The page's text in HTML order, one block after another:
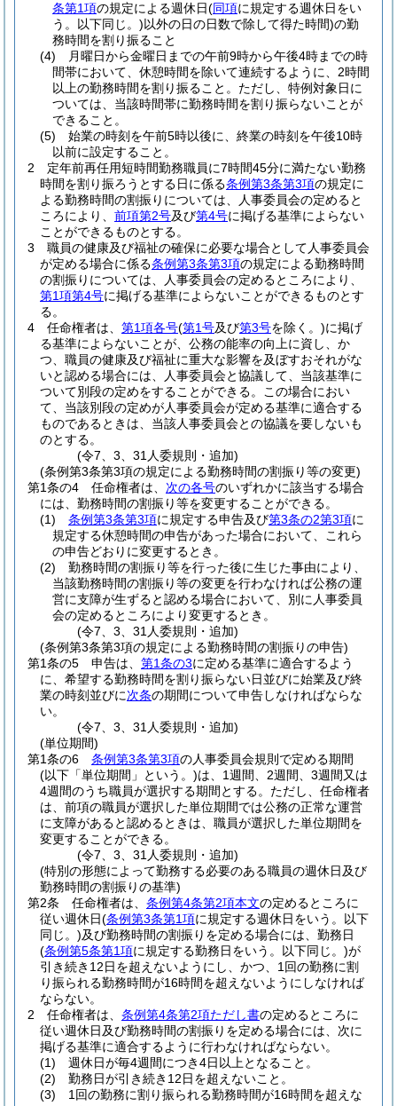
条第1項の規定による週休日(同項に規定する週休日をい
う。以下同じ。)以外の日の日数で除して得た時間)の勤
務時間を割り振ること
(4)
月曜日から金曜日までの午前9時から午後4時までの時
間帯において、休憩時間を除いて連続するように、2時間
以上の勤務時間を割り振ること。 ただし、特例対象日に
ついては、当該時間帯に勤務時間を割り振らないことが
できること。
(5)
始業の時刻を午前5時以後に、終業の時刻を午後10時
以前に設定すること。
2
定年前再任用短時間勤務職員に7時間45分に満たない勤務
時間を割り振ろうとする日に係る条例第3条第3項の規定に
よる勤務時間の割振りについては、人事委員会の定めると
ころにより、 前項第2号及び第4号に掲げる基準によらない
ことができるものとする。
3
職員の健康及び福祉の確保に必要な場合として人事委員会
が定める場合に係る条例第3条第3項の規定による勤務時間
の割振りについては、人事委員会の定めるところにより、
第1項第4号に掲げる基準によらないことができるものとす
る。
4
任命権者は、 第1項各号(第1号及び第3号を除く。)に掲げ
る基準によらないことが、公務の能率の向上に資し、か
つ、職員の健康及び福祉に重大な影響を及ぼすおそれがな
いと認める場合には、人事委員会と協議して、当該基準に
ついて別段の定めをすることができる。この場合におい
て、当該別段の定めが人事委員会が定める基準に適合する
ものであるときは、当該人事委員会との協議を要しないも
のとする。
(令7、3、31人委規則・追加)
(条例第3条第3項の規定による勤務時間の割振り等の変更)
第1条の4
任命権者は、 次の各号のいずれかに該当する場合
には、勤務時間の割振り等を変更することができる。
(1)
条例第3条第3項に規定する申告及び第3条の2第3項に
規定する休憩時間の申告があった場合において、これら
の申告どおりに変更するとき。
(2)
勤務時間の割振り等を行った後に生じた事由により、
当該勤務時間の割振り等の変更を行わなければ公務の運
営に支障が生ずると認める場合において、別に人事委員
会の定めるところにより変更するとき。
(令7、3、31人委規則・追加)
(条例第3条第3項の規定による勤務時間の割振りの申告)
第1条の5
申告は、 第1条の3に定める基準に適合するよう
に、希望する勤務時間を割り振らない日並びに始業及び終
業の時刻並びに次条の期間について申告しなければならな
い。
(令7、3、31人委規則・追加)
(単位期間)
第1条の6
条例第3条第3項の人事委員会規則で定める期間
(以下「単位期間」という。)は、1週間、2週間、3週間又は
4週間のうち職員が選択する期間とする。 ただし、任命権者
は、前項の職員が選択した単位期間では公務の正常な運営
に支障があると認めるときは、職員が選択した単位期間を
変更することができる。
(令7、3、31人委規則・追加)
(特別の形態によって勤務する必要のある職員の週休日及び
勤務時間の割振りの基準)
第2条
任命権者は、 条例第4条第2項本文の定めるところに
従い週休日(条例第3条第1項に規定する週休日をいう。以下
同じ。)及び勤務時間の割振りを定める場合には、勤務日
(条例第5条第1項に規定する勤務日をいう。以下同じ。)が
引き続き12日を超えないようにし、かつ、1回の勤務に割
り振られる勤務時間が16時間を超えないようにしなければ
ならない。
2
任命権者は、 条例第4条第2項ただし書の定めるところに
従い週休日及び勤務時間の割振りを定める場合には、次に
掲げる基準に適合するように行わなければならない。
(1)
週休日が毎4週間につき4日以上となること。
(2)
勤務日が引き続き12日を超えないこと。
(3)
1回の勤務に割り振られる勤務時間が16時間を超えな